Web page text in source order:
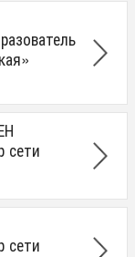
сети
сети